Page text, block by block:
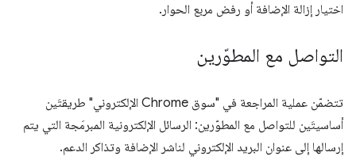
اختيار إزالة الإضافة أو رفض مربع الحوار.
التواصل مع المطوّرين
تتضمّن عملية المراجعة في "سوق Chrome الإلكتروني" طريقتَين
أساسيتَين للتواصل مع المطوّرين: الرسائل الإلكترونية المبرمَجة التي يتم
إرسالها إلى عنوان البريد الإلكتروني لناشر الإضافة وتذاكر الدعم.